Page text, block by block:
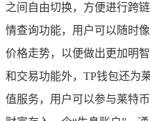
之间自由切换，方便进行跨
情查询功能，用户可以随时
价格走势，以便做出更加明
和交易功能外，TP钱包还为
值服务，用户可以参与莱特